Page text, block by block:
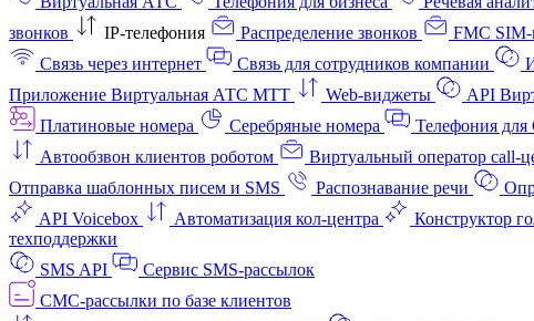
звонков
IP-телефония Распределение звонков FMC SIM-
Связь через интернет
Связь для сотрудников компании
Приложение Виртуальная АТС МТТ
Web-виджеты API
Платиновые номера
Серебряные номера Телефония для
Автообзвон клиентов роботом
Виртуальный оператор call-
Отправка шаблонных писем и SMS
Распознавание речи
API Voicebox
Автоматизация кол‑центра Конструктор
техподдержки
SMS API
Сервис SMS-рассылок
СМС-рассылки по базе клиентов